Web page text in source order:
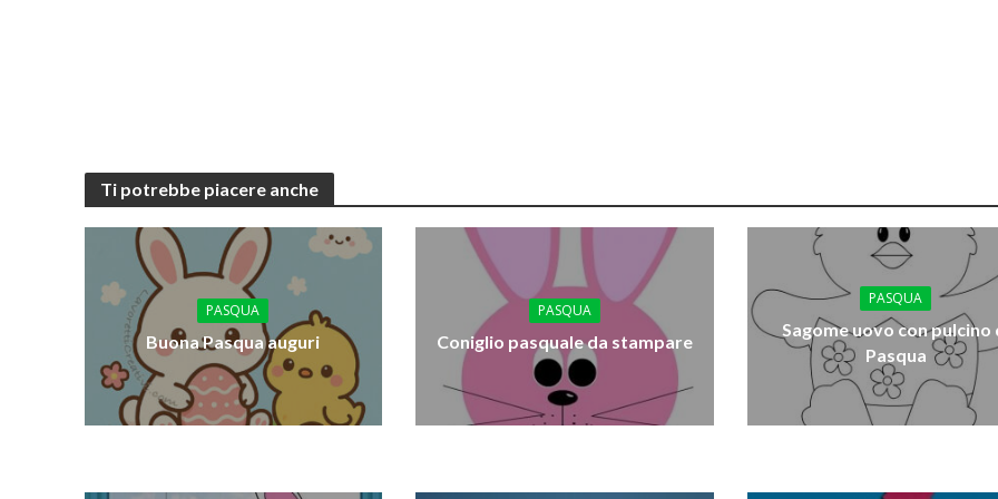
Ti potrebbe piacere anche
PASQUA
Buona Pasqua auguri
PASQUA
Coniglio pasquale da stampare
PASQUA
Sagome uovo con pulcino
Pasqua